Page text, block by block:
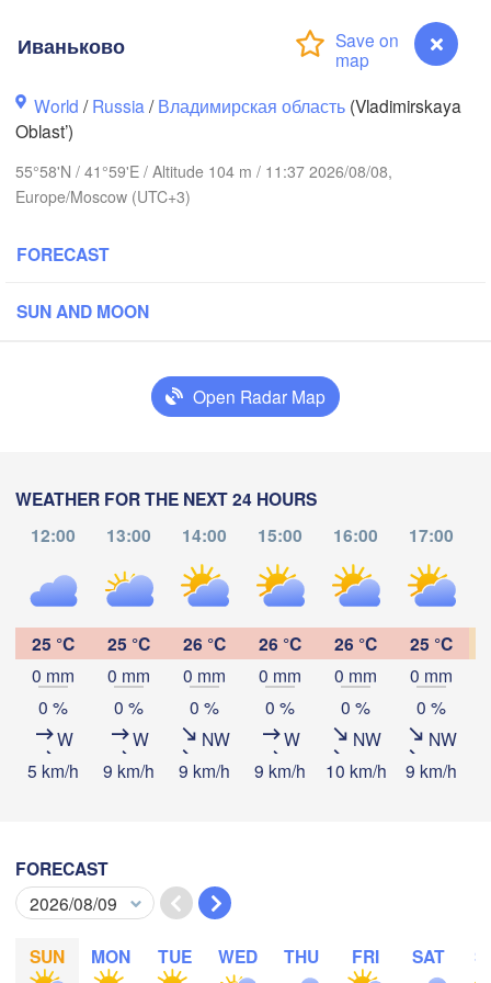
Иваньково
World /Russia /Владимирская область (Vladimirskaya
Oblast’)
55°58'N / 41°59'E / Altitude 104 m / 11:37 2026/08/08,
Europe/Moscow (UTC+3)
FORECAST
SUN AND MOON
Open Radar Map
WEATHER FOR THE NEXT 24 HOURS
12:00
13:00 14:00 15:00 16:00 17:00
25 °C
0 mm
0 %
W
5 km/h
25 °C
0 mm
0 %
W
9 km/h
26 °C
0 mm
0 %
NW
9 km/h
26 °C
0 mm
0 %
W
9 km/h
26 °C
0 mm
0 %
NW
10 km/h
25 °C
0 mm
0 %
NW
9 km/h
FORECAST
SUN MON TUE WED THU FRI SAT
Temperature
We
Aug 05
Th
Aug 06 Aug 07 Aug 08
:00 07:00 08:00 09:00 10 11 :00 :00
Download App
Нижний Новгород
Ярославль
(Yaroslavl)
Череповец
(Vologda)
Рязань
(Ryazan)
Липецк
(Lipetsk)
Oskol)
Тамбов
(Tambov)
Тула
(Tula)
Пенза
(Penza)
Камышин
(Kamyshin)
Саранск
(Saransk)